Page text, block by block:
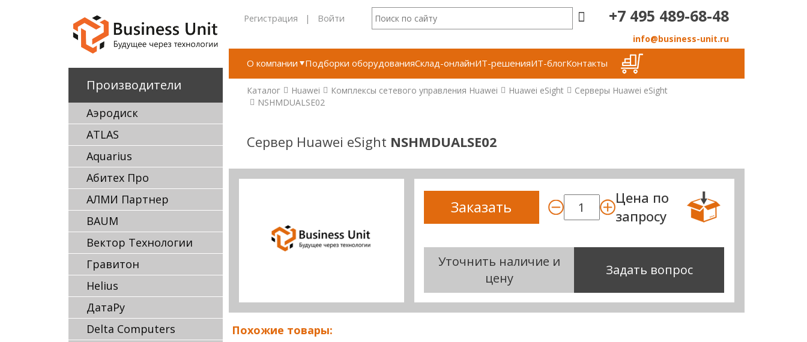
Производители
Аэродиск
ATLAS
Aquarius
Абитех Про
АЛМИ Партнер
BAUM
Вектор Технологии
Гравитон
Helius
ДатаРу
Delta Computers
Регистрация | Войти +7 495 489-68-48
info@business-unit.ru
О компании Подборки оборудованияСклад-онлайнИТ-решенияИТ-блогКонтакты
Каталог Huawei Комплексы сетевого управления Huawei Huawei eSight
Серверы Huawei eSight
NSHMDUALSE02
Сервер Huawei eSight NSHMDUALSE02
Заказать
Цена по
запросу
Уточнить наличие и
цену
Задать вопрос
Похожие товары: